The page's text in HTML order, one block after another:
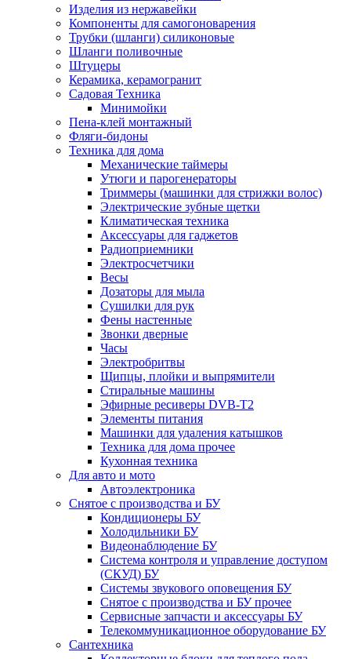
Изделия из нержавейки
Компоненты для самогоноварения
Трубки (шланги) силиконовые
Шланги поливочные
Штуцеры
Керамика, керамогранит
Садовая Техника
Минимойки
Пена-клей монтажный
Фляги-бидоны
Техника для дома
Механические таймеры
Утюги и парогенераторы
Триммеры (машинки для стрижки волос)
Электрические зубные щетки
Климатическая техника
Аксессуары для гаджетов
Радиоприемники
Электросчетчики
Весы
Дозаторы для мыла
Сушилки для рук
Фены настенные
Звонки дверные
Часы
Электробритвы
Щипцы, плойки и выпрямители
Стиральные машины
Эфирные ресиверы DVB-T2
Элементы питания
Машинки для удаления катышков
Техника для дома прочее
Кухонная техника
Для авто и мото
Автоэлектроника
Снятое с производства и БУ
Кондиционеры БУ
Холодильники БУ
Видеонаблюдение БУ
Система контроля и управление доступом
(СКУД) БУ
Системы звукового оповещения БУ
Снятое с производства и БУ прочее
Сервисные запчасти и аксессуары БУ
Телекоммуникационное оборудование БУ
Сантехника